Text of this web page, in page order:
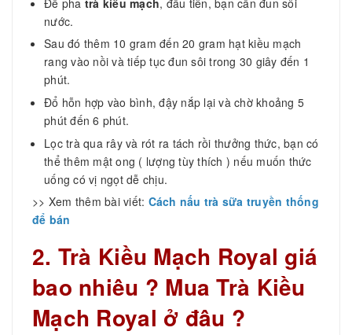
nước.
Sau đó thêm 10 gram đến 20 gram hạt kiều mạch
rang vào nồi và tiếp tục đun sôi trong 30 giây đến 1
phút.
Đổ hỗn hợp vào bình, đậy nắp lại và chờ khoảng 5
phút đến 6 phút.
Lọc trà qua rây và rót ra tách rồi thưởng thức, bạn có
thể thêm mật ong ( lượng tùy thích ) nếu muốn thức
uống có vị ngọt dễ chịu.
>> Xem thêm bài viết: Cách nấu trà sữa truyền thống
để bán
2. Trà Kiều Mạch Royal giá
bao nhiêu ? Mua Trà Kiều
Mạch Royal ở đâu ?